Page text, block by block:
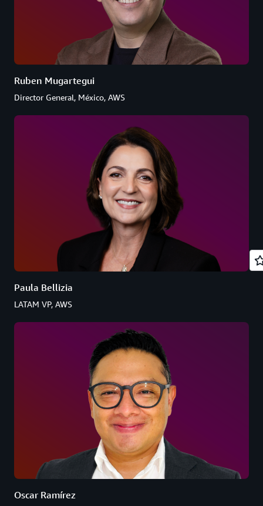
Ruben Mugartegui
Director General, México, AWS
Paula Bellizia
LATAM VP, AWS
Oscar Ramírez